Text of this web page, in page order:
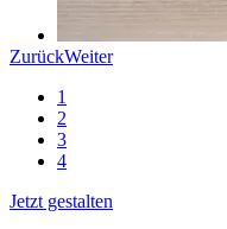
ZurückWeiter
1
2
3
4
Jetzt gestalten